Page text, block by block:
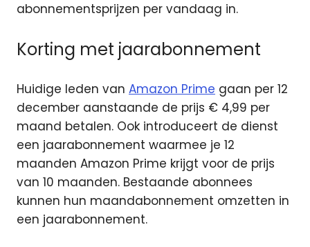
abonnementsprijzen per vandaag in.
Korting met jaarabonnement
Huidige leden van Amazon Prime gaan per 12
december aanstaande de prijs € 4,99 per
maand betalen. Ook introduceert de dienst
een jaarabonnement waarmee je 12
maanden Amazon Prime krijgt voor de prijs
van 10 maanden. Bestaande abonnees
kunnen hun maandabonnement omzetten in
een jaarabonnement.